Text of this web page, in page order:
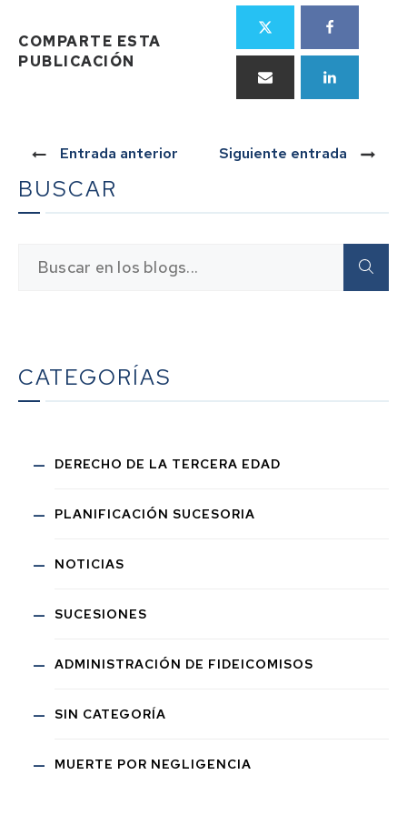
COMPARTE ESTA
PUBLICACIÓN
Entrada anterior Siguiente entrada
BUSCAR
CATEGORÍAS
DERECHO DE LA TERCERA EDAD
PLANIFICACIÓN SUCESORIA
NOTICIAS
SUCESIONES
ADMINISTRACIÓN DE FIDEICOMISOS
SIN CATEGORÍA
MUERTE POR NEGLIGENCIA